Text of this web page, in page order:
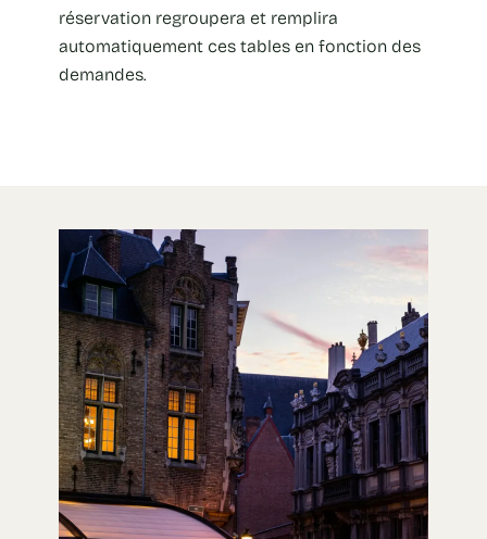
réservation regroupera et remplira
automatiquement ces tables en fonction des
demandes.